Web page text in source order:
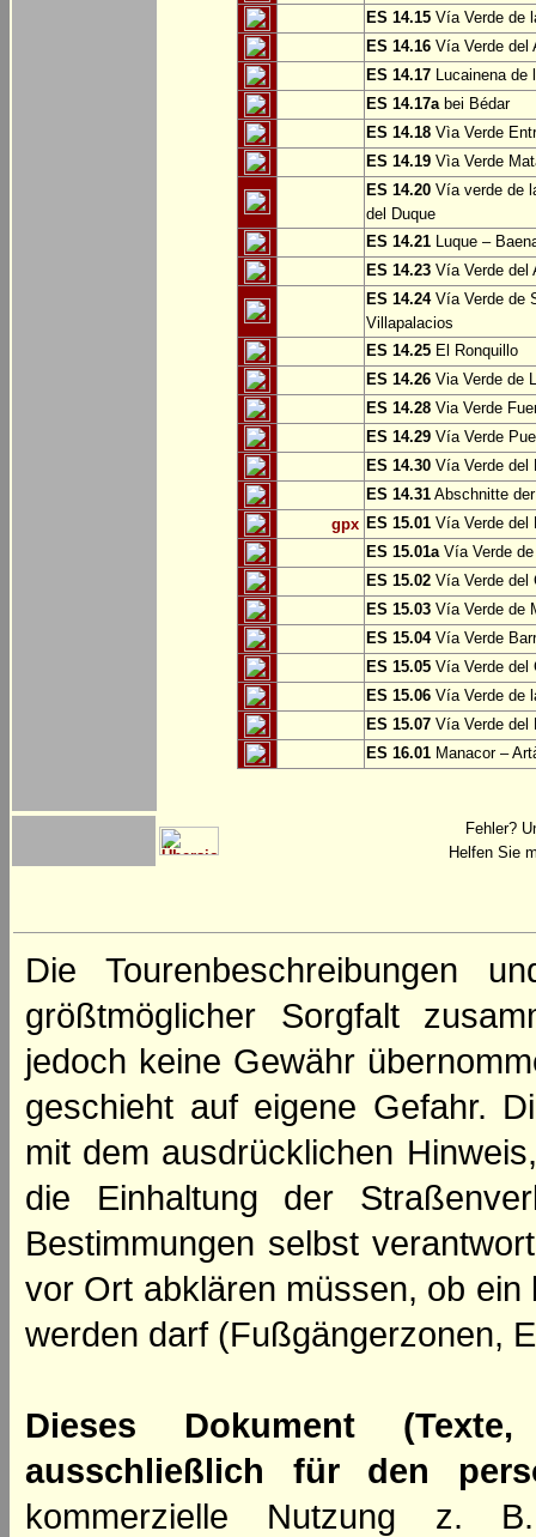
ES 14.15 Vía Verde de
ES 14.16 Vía Verde del
ES 14.17 Lucainena de
ES 14.17abei Bédar
ES 14.18 Vìa Verde
ES 14.19 Vìa Verde
ES 14.20 Vía verde de
del Duque
ES 14.21 Luque –
ES 14.23 Vía Verde del
ES 14.24Vía Verde de
Villapalacios
ES 14.25 El Ronquillo
ES 14.26 Via Verde de
ES 14.28 Via Verde
ES 14.29 Vía Verde
ES 14.30 Vía Verde del
ES 14.31 Abschnitte
gpx ES 15.01 Vía Verde del
ES 15.01aVía Verde de
ES 15.02 Vía Verde del
ES 15.03 Vía Verde de
ES 15.04Vía Verde
ES 15.05 Vía Verde del
ES 15.06 Vía Verde de
ES 15.07 Vía Verde del
ES 16.01 Manacor –
Fehler?
Helfen Sie
Die Tourenbeschreibungen
größtmöglicher Sorgfalt
jedoch keine Gewähr
geschieht auf eigene Gefahr.
mit dem ausdrücklichen
die Einhaltung der
Bestimmungen selbst
vor Ort abklären müssen, ob
werden darf (Fußgängerzonen,
Dieses Dokument
ausschließlich für den
kommerzielle Nutzung z.